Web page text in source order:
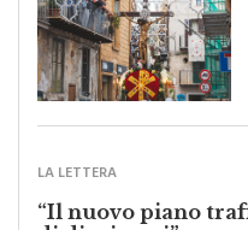
LA LETTERA